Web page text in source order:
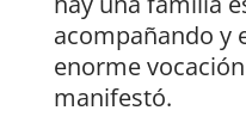
acompañando y
enorme
manifestó.